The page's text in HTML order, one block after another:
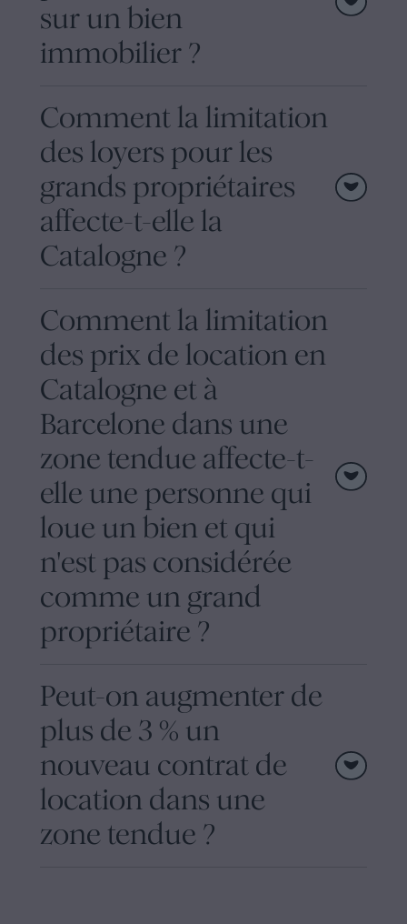
sur un bien
immobilier ?
Comment la limitation
des loyers pour les
grands propriétaires
affecte-t-elle la
Catalogne ?
Comment la limitation
des prix de location en
Catalogne et à
Barcelone dans une
zone tendue affecte-t-
elle une personne qui
loue un bien et qui
n'est pas considérée
comme un grand
propriétaire ?
Peut-on augmenter de
plus de 3 % un
nouveau contrat de
location dans une
zone tendue ?